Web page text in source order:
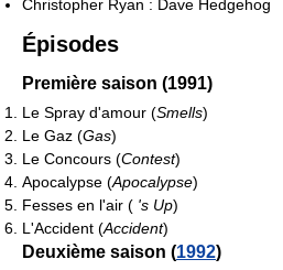
Christopher Ryan : Dave Hedgehog
Épisodes
Première saison (1991)
Le Spray d'amour (Smells)
Le Gaz (Gas)
Le Concours (Contest)
Apocalypse (Apocalypse)
Fesses en l'air ( 's Up)
L'Accident (Accident)
Deuxième saison (1992)